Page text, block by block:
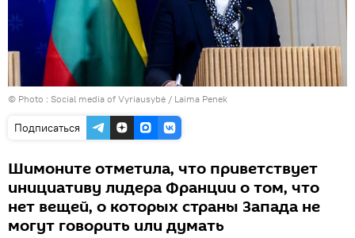
© Photo : Social media of Vyriausybė / Laima Penek
Подписаться
Шимоните отметила, что приветствует
инициативу лидера Франции о том, что
нет вещей, о которых страны Запада не
могут говорить или думать